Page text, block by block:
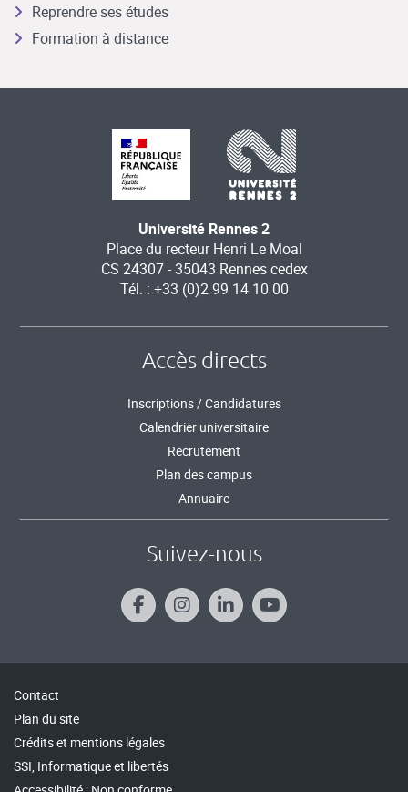
Reprendre ses études
Formation à distance
Université Rennes 2
Place du recteur Henri Le Moal
CS 24307 - 35043 Rennes cedex
Tél. : +33 (0)2 99 14 10 00
Accès directs
Inscriptions / Candidatures
Calendrier universitaire
Recrutement
Plan des campus
Annuaire
Suivez-nous
Contact
Plan du site
Crédits et mentions légales
SSI, Informatique et libertés